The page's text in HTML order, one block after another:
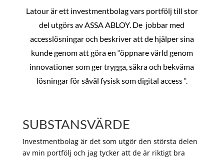
Latour är ett investmentbolag vars portfölj till stor
del utgörs av ASSA ABLOY. De jobbar med
accesslösningar och beskriver att de hjälper sina
kunde genom att göra en “öppnare värld genom
innovationer som ger trygga, säkra och bekväma
lösningar för såväl fysisk som digital access “.
SUBSTANSVÄRDE
Investmentbolag är det som utgör den största delen
av min portfölj och jag tycker att de är riktigt bra